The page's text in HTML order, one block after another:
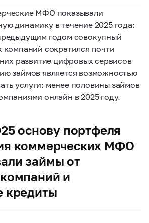
МФО показывали
динамику в течение 2025 года:
годом совокупный
компаний сократился почти
развитие цифровых сервисов
займов является возможностью
услуги: менее половины займов
онлайн в 2025 году.
основу портфеля
коммерческих МФО
займы от
и
кредиты